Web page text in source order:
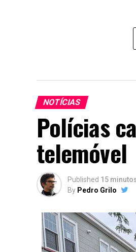
NOTÍCIAS
Polícias
telemóvel
Published 15
By Pedro Grilo